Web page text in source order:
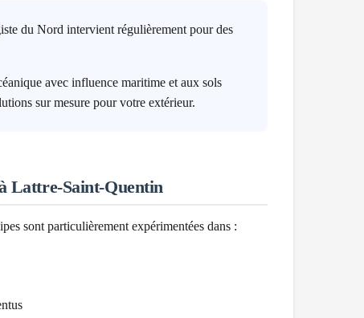
du Nord intervient régulièrement pour des
avec influence maritime et aux sols
sur mesure pour votre extérieur.
Lattre-Saint-Quentin
sont particulièrement expérimentées dans :